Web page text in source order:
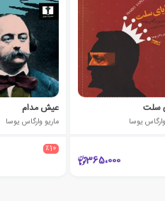
سلت
یوسا
365،000
عیش مدام
ماریو وارگاس یوسا
٪10